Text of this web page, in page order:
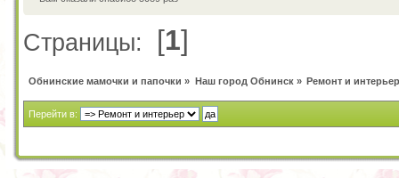
Страницы: [1]
Обнинские мамочки и папочки » Наш город Обнинск» Ремонт и интерьер
Перейти в: